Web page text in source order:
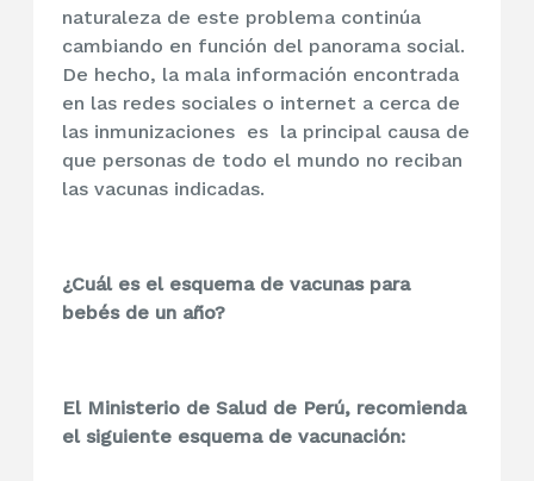
naturaleza de este problema continúa
cambiando en función del panorama social.
De hecho, la mala información encontrada
en las redes sociales o internet a cerca de
las inmunizaciones es la principal causa de
que personas de todo el mundo no reciban
las vacunas indicadas.
¿Cuál es el esquema de vacunas para
bebés de un año?
El Ministerio de Salud de Perú, recomienda
el siguiente esquema de vacunación: